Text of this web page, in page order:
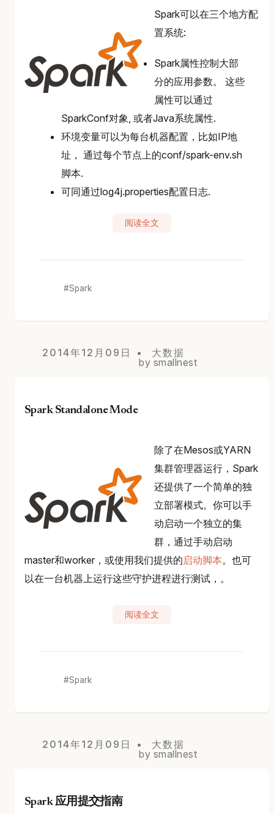
Spark可以在三个地方配
置系统:
Spark属性控制大部
分的应用参数。 这些
属性可以通过
SparkConf对象, 或者Java系统属性.
环境变量可以为每台机器配置，比如IP地
址， 通过每个节点上的conf/spark-env.sh
脚本.
可同通过log4j.properties配置日志.
阅读全文
Spark
2014年12月09日
大数据
by smallnest
Spark Standalone Mode
除了在Mesos或YARN
集群管理器运行，Spark
还提供了一个简单的独
立部署模式。你可以手
动启动一个独立的集
群，通过手动启动
master和worker，或使用我们提供的启动脚本。也可
以在一台机器上运行这些守护进程进行测试，。
阅读全文
Spark
2014年12月09日
大数据
by smallnest
Spark 应用提交指南